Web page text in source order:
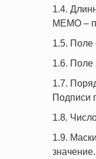
1.4.
МЕМО –
1.5. Поле
1.6. Поле
1.7.
Подписи
1.8.
1.9.
значение.